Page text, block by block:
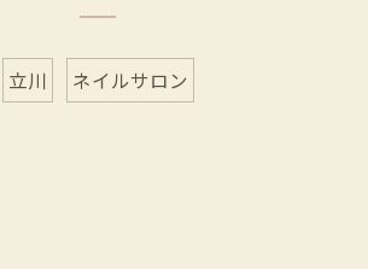
立川 ネイルサロン